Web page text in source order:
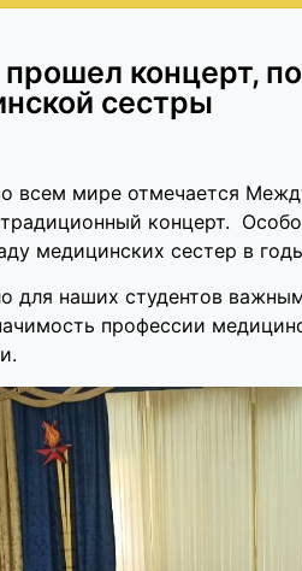
концерт,
сестры
всем мире отмечается
концерт.
медицинских сестер в
для наших студентов
профессии